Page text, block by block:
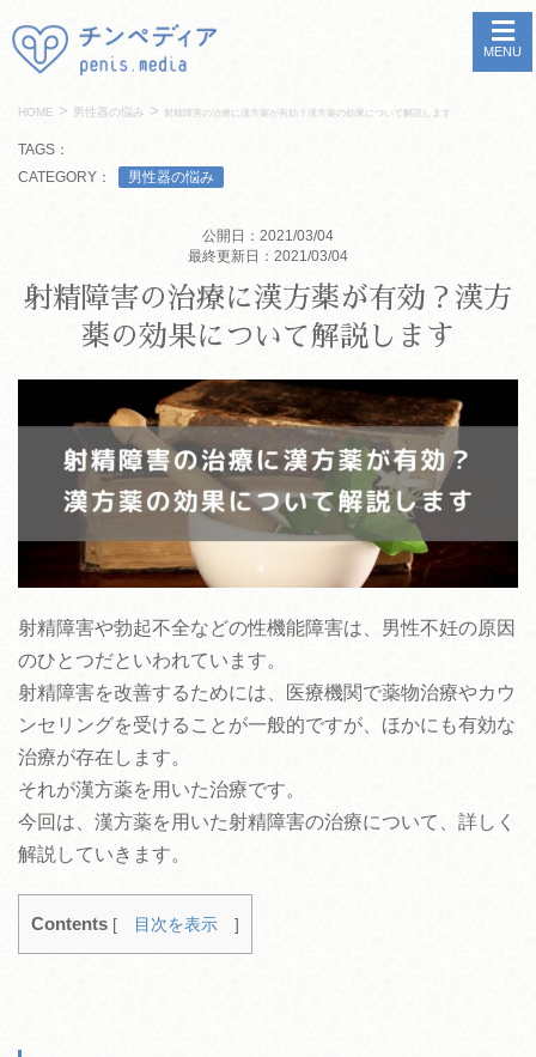
MENU
HOME > 男性器の悩み > 射精障害の治療に漢方薬が有効？漢方薬の効果について解説します
TAGS：
CATEGORY：
男性器の悩み
公開日：2021/03/04
最終更新日：2021/03/04
射精障害の治療に漢方薬が有効？漢方
薬の効果について解説します
射精障害や勃起不全などの性機能障害は、男性不妊の原因
のひとつだといわれています。
射精障害を改善するためには、医療機関で薬物治療やカウ
ンセリングを受けることが一般的ですが、ほかにも有効な
治療が存在します。
それが漢方薬を用いた治療です。
今回は、漢方薬を用いた射精障害の治療について、詳しく
解説していきます。
Contents [ 目次を表示 ]